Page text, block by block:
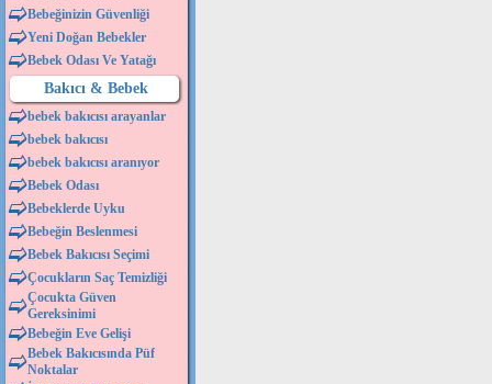
Bebeğinizin Güvenliği
Yeni Doğan Bebekler
Bebek Odası Ve Yatağı
Bakıcı & Bebek
bebek bakıcısı arayanlar
bebek bakıcısı
bebek bakıcısı aranıyor
Bebek Odası
Bebeklerde Uyku
Bebeğin Beslenmesi
Bebek Bakıcısı Seçimi
Çocukların Saç Temizliği
Çocukta Güven
Gereksinimi
Bebeğin Eve Gelişi
Bebek Bakıcısında Püf
Noktalar